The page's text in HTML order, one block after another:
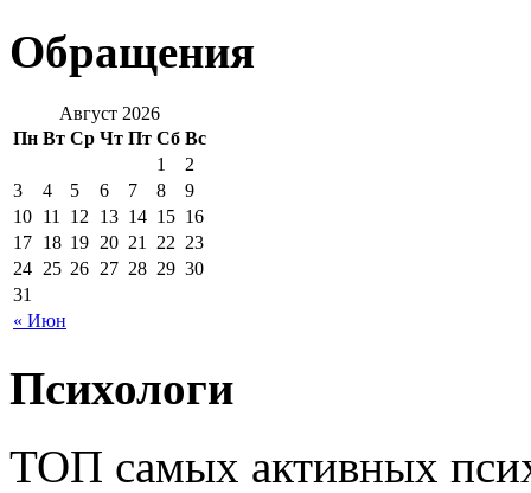
Обращения
Август 2026
Пн Вт Ср Чт Пт Сб Вс
« Июн
1
2
3
4 5 6 7 8
9
10 11 12 13 14 15 16
17 18 19 20 21 22 23
24 25 26 27 28 29 30
31
Психологи
ТОП самых активных